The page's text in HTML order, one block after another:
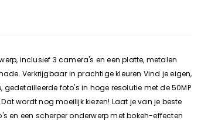
inclusief 3 camera's en een platte, metalen
Verkrijgbaar in prachtige kleuren Vind je eigen,
gedetailleerde foto's in hoge resolutie met de 50MP
wordt nog moeilijk kiezen! Laat je van je beste
en een scherper onderwerp met bokeh-effecten